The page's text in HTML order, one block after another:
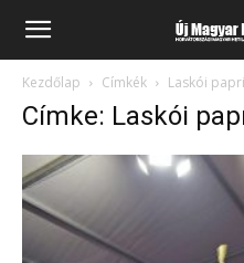
Kezdőlap Címkék Laskói
Címke: Laskói